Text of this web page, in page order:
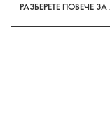
РАЗБЕРЕТЕ ПОВЕЧЕ